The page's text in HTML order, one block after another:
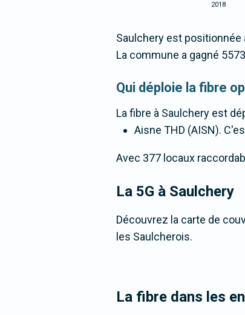
2018
Saulchery est positionnée
La commune a gagné
Qui déploie la fibre
La fibre à Saulchery est
Aisne THD (AISN).
Avec 377 locaux
La 5G à Saulchery
Découvrez la carte de
les Saulcherois.
La fibre dans les